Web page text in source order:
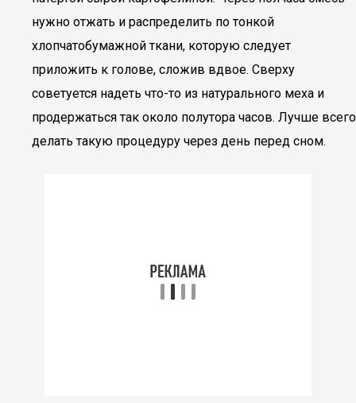
нужно отжать и распределить по тонкой
хлопчатобумажной ткани, которую следует
приложить к голове, сложив вдвое. Сверху
советуется надеть что-то из натурального меха и
продержаться так около полутора часов. Лучше всего
делать такую процедуру через день перед сном.